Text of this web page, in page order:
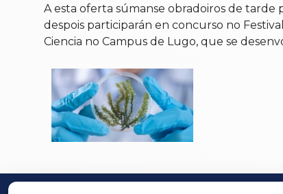
A esta oferta súmanse obradoiros de
despois participarán en concurso no
Ciencia no Campus de Lugo, que se